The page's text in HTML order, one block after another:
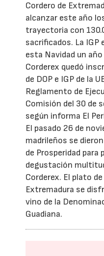
Cordero de
alcanzar este año
trayectoria con
sacrificados. La IGP
esta Navidad un
Corderex quedó
de DOP e IGP de la
Reglamento de
Comisión del 30 de
según informa El
El pasado 26 de
madrileños se
de Prosperidad para
degustación
Corderex. El plato
Extremadura se
vino de la
Guadiana.